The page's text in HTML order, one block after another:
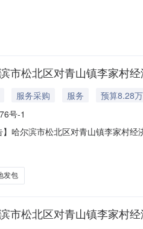
评估值（或账面净值）null成交金
市松北区对青山镇李家村
服务采购 服务
预算8.28
号-1
】哈尔滨市松北区对青山镇李家村
对青山镇李家村经济合作社（25
发包金额成交金额承
发包
市松北区对青山镇李家村